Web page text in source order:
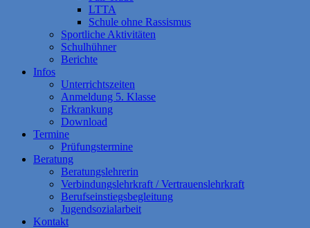
LTTA
Schule ohne Rassismus
Sportliche Aktivitäten
Schulhühner
Berichte
Infos
Unterrichtszeiten
Anmeldung 5. Klasse
Erkrankung
Download
Termine
Prüfungstermine
Beratung
Beratungslehrerin
Verbindungslehrkraft / Vertrauenslehrkraft
Berufseinstiegsbegleitung
Jugendsozialarbeit
Kontakt